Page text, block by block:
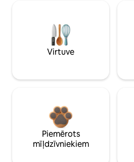
Virtuve
Piemērots
mīļdzīvniekiem